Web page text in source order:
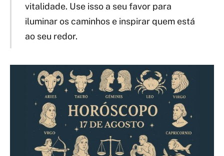
vitalidade. Use isso a seu favor para
iluminar os caminhos e inspirar quem está
ao seu redor.